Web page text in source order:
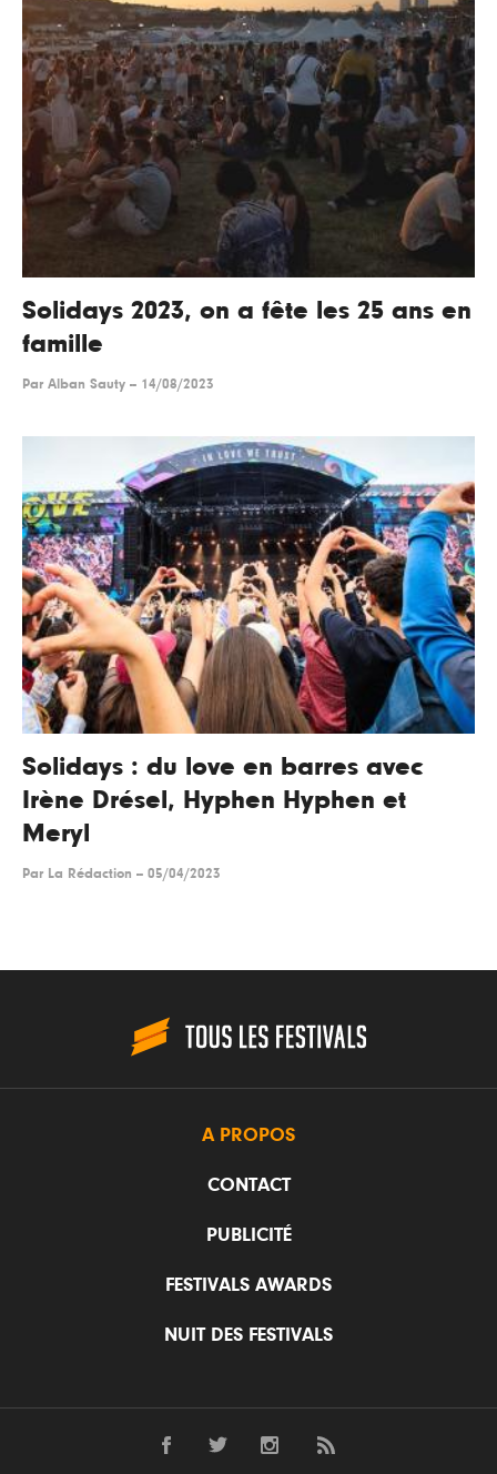
Solidays 2023, on a fête les 25 ans en
famille
Par Alban Sauty -- 14/08/2023
Solidays : du love en barres avec
Irène Drésel, Hyphen Hyphen et
Meryl
Par La Rédaction -- 05/04/2023
A PROPOS
CONTACT
PUBLICITÉ
FESTIVALS AWARDS
NUIT DES FESTIVALS